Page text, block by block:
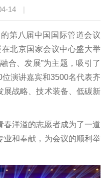
14 |
第八届中国国际管道会议
在北京国家会议中心盛大举
合、发展”为主题，吸引了
演讲嘉宾和3500名代表齐
展战略、技术装备、低碳新
春洋溢的志愿者成为了一道
业和奉献，为会议的顺利举